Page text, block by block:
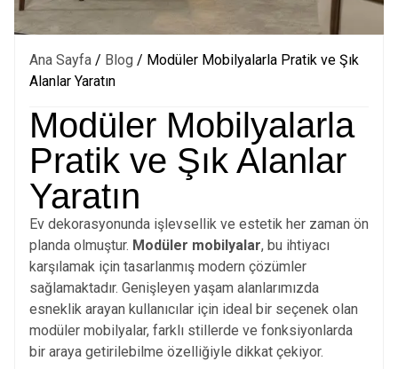
Ana Sayfa / Blog / Modüler Mobilyalarla Pratik ve Şık
Alanlar Yaratın
Modüler Mobilyalarla
Pratik ve Şık Alanlar
Yaratın
Ev dekorasyonunda işlevsellik ve estetik her zaman ön
planda olmuştur. Modüler mobilyalar, bu ihtiyacı
karşılamak için tasarlanmış modern çözümler
sağlamaktadır. Genişleyen yaşam alanlarımızda
esneklik arayan kullanıcılar için ideal bir seçenek olan
modüler mobilyalar, farklı stillerde ve fonksiyonlarda
bir araya getirilebilme özelliğiyle dikkat çekiyor.